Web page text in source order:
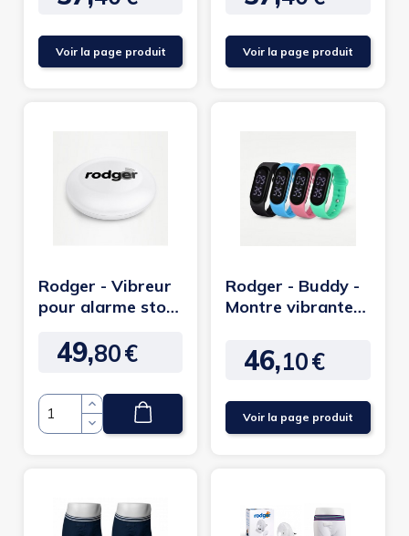
Voir la page produit Voir la page produit
Rodger - Vibreur
pour alarme stop
Prix
49,80€
Quantité
Rodger - Buddy -
Montre vibrante
Prix
46,10€
Voir la page produit